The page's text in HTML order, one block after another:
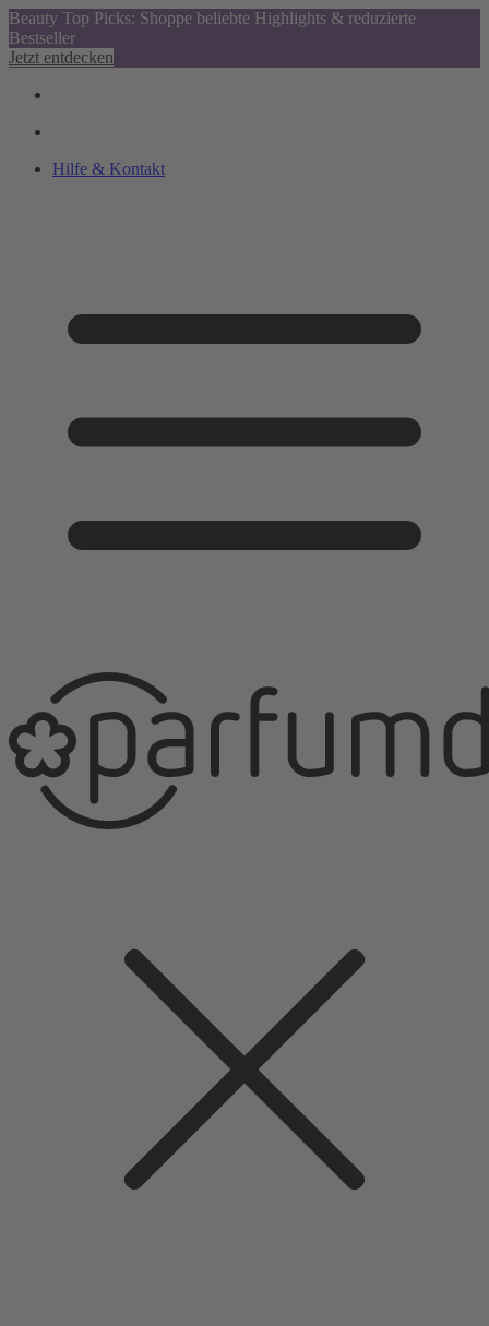
Beauty Top Picks: Shoppe beliebte Highlights & reduzierte
Bestseller
Jetzt entdecken
Hilfe & Kontakt